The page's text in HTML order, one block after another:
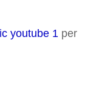
youtube 1 per